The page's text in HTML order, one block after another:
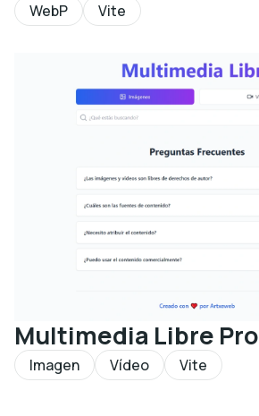
WebP Vite
Multimedia Libre Pro
Imagen Vídeo Vite